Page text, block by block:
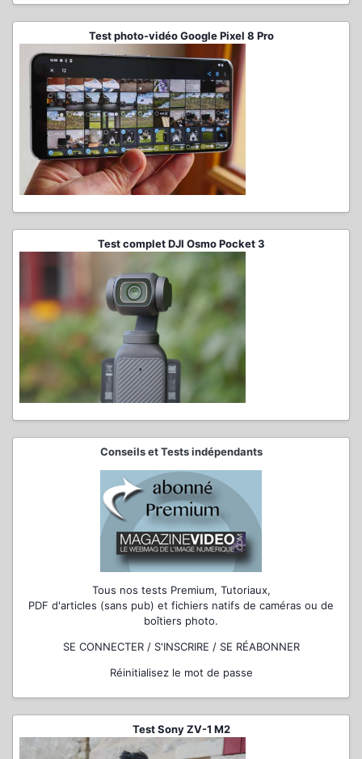
Test photo-vidéo Google Pixel 8 Pro
Test complet DJI Osmo Pocket 3
Conseils et Tests indépendants
Tous nos tests Premium, Tutoriaux,
PDF d'articles (sans pub) et fichiers natifs de caméras ou de
boîtiers photo.
SE CONNECTER / S'INSCRIRE / SE RÉABONNER
Réinitialisez le mot de passe
Test Sony ZV-1 M2